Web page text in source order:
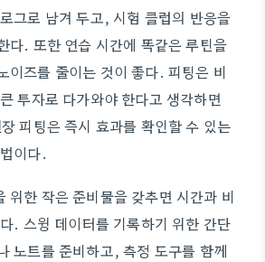
그로 남겨 두고, 시험 클럽의 반응을
다. 또한 연습 시간에 똑같은 루틴을
이즈를 줄이는 것이 좋다. 피팅은 비
투자로 다가와야 한다고 생각하면
피팅은 즉시 효과를 확인할 수 있는
이다.
위한 작은 준비물을 갖추면 시간과 비
. 스윙 데이터를 기록하기 위한 간단
노트를 준비하고, 측정 도구를 함께